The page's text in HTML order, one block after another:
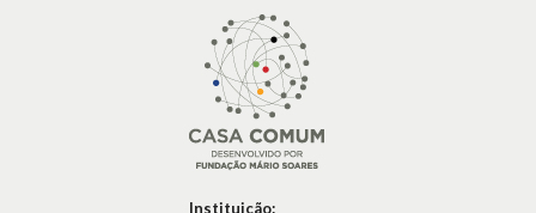
Instituição: